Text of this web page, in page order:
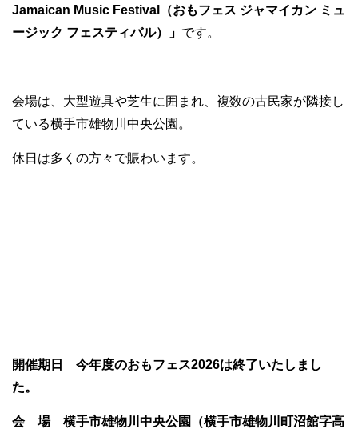
Jamaican Music Festival（おもフェス ジャマイカン ミュ
ージック フェスティバル）」 です。
会場は、大型遊具や芝生に囲まれ、複数の古民家が隣接し
ている横手市雄物川中央公園。
休日は多くの方々で賑わいます。
開催期日 今年度のおもフェス2026は終了いたしまし
た。
会 場 横手市雄物川中央公園
（横手市雄物川町沼館字高